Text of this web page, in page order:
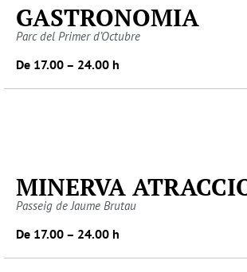
GASTRONOMIA
Parc del Primer d’Octubre
De 17.00 – 24.00 h
MINERVA
Passeig de Jaume Brutau
De 17.00 – 24.00 h